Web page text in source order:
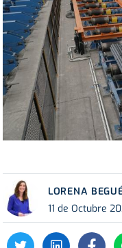
LORENA
11 de Octubre